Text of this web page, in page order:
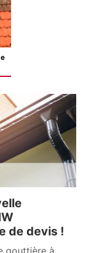
de devis !
gouttière à